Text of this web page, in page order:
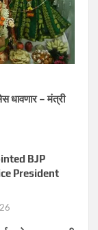
धावणार – मंत्री
BJP
President